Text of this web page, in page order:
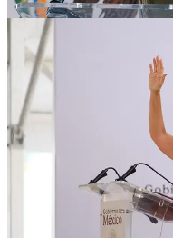
Por otra parte, dio a
afromexicanos reciben un
mismos qué tipo de obra
216 comunidades recibieron
Al referirse a Quintana
Maya se fortalece al hacerlo
conservación red de
mejora la carretera a Isla
Viviendas del Bienestar,
reducción de deudas del
de la Universidad Rosario
hospital general de
unidad de medicina familiar